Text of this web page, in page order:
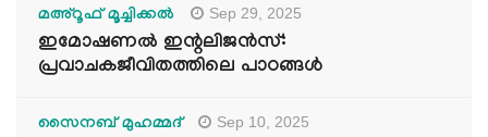
മഅ്റൂഫ് മൂച്ചിക്കല്‍ Sep 29, 2025
ഇമോഷണൽ ഇന്റലിജൻസ്:
പ്രവാചകജീവിതത്തിലെ പാഠങ്ങൾ
സൈനബ് മുഹമ്മദ് Sep 10, 2025